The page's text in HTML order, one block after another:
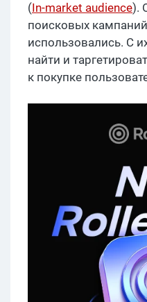
(In-market audience).
поисковых
использовались. С
найти и
к покупке